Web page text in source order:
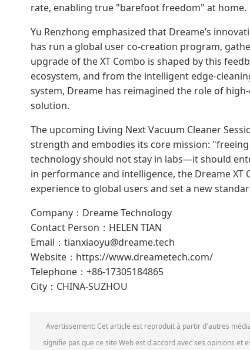
rate, enabling true "barefoot freedom" at home.
Yu Renzhong emphasized that Dreame’s
has run a global user co-creation program,
upgrade of the XT Combo is shaped by this
ecosystem, and from the intelligent edge-
system, Dreame has reimagined the role of
solution.
The upcoming Living Next Vacuum Cleaner
strength and embodies its core mission:
technology should not stay in labs—it should
in performance and intelligence, the Dreame
experience to global users and set a new
Company：Dreame Technology
Contact Person：HELEN TIAN
Email：tianxiaoyu@dreame.tech
Website：https://www.dreametech.com/
Telephone：+86-17305184865
City：CHINA-SUZHOU
Avertissement: Cet article est reproduit à partir d'autres
signifie pas que ce site Web est d'accord avec ses opinions